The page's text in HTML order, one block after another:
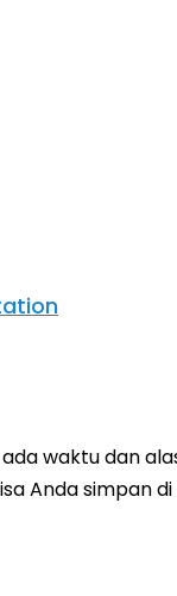
waktu dan
Anda simpan